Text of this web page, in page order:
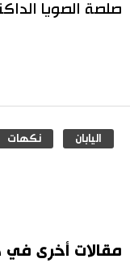
صلصة الصويا
اليابان نكهات
مقالات أخرى